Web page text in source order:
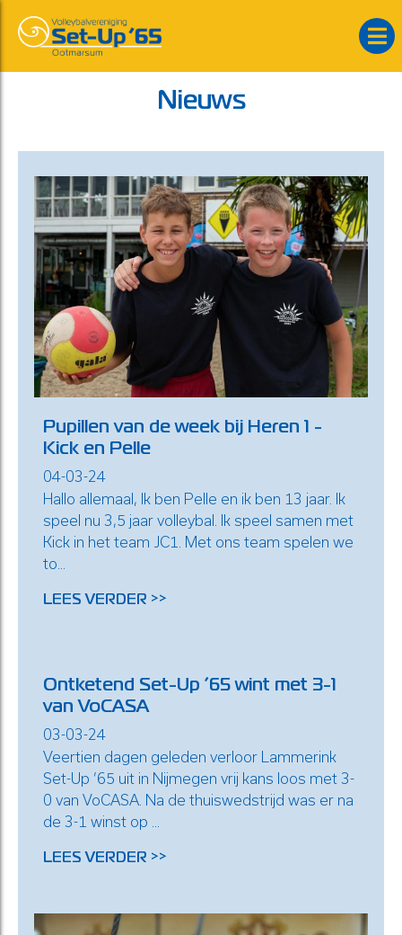
Nieuws
Pupillen van de week bij Heren 1 -
Kick en Pelle
04-03-24
Hallo allemaal, Ik ben Pelle en ik ben 13 jaar. Ik
speel nu 3,5 jaar volleybal. Ik speel samen met
Kick in het team JC1. Met ons team spelen we
to...
LEES VERDER >>
Ontketend Set-Up ’65 wint met 3-1
van VoCASA
03-03-24
Veertien dagen geleden verloor Lammerink
Set-Up ’65 uit in Nijmegen vrij kans loos met 3-
0 van VoCASA. Na de thuiswedstrijd was er na
de 3-1 winst op ...
LEES VERDER >>